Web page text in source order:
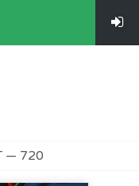
— 720